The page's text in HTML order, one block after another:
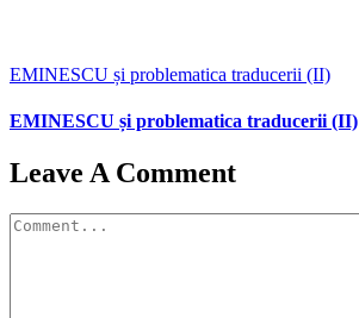
EMINESCU și problematica traducerii (II)
EMINESCU și problematica traducerii (II)
Leave A Comment
Comment